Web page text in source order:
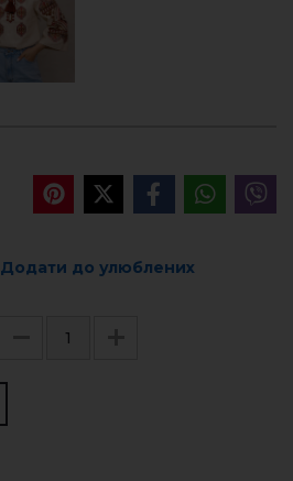
Додати до улюблених